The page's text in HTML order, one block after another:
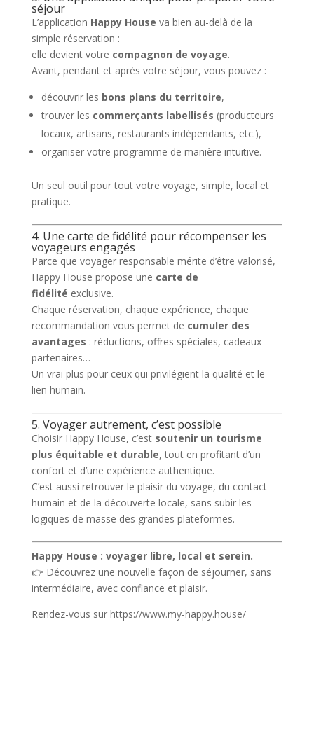
séjour
L’application Happy House va bien au-delà de la
simple réservation :
elle devient votre compagnon de voyage.
Avant, pendant et après votre séjour, vous pouvez :
découvrir les bons plans du territoire,
trouver les commerçants labellisés (producteurs
locaux, artisans, restaurants indépendants, etc.),
organiser votre programme de manière intuitive.
Un seul outil pour tout votre voyage, simple, local et
pratique.
4. Une carte de fidélité pour récompenser les
voyageurs engagés
Parce que voyager responsable mérite d’être valorisé,
Happy House propose une carte de
fidélité exclusive.
Chaque réservation, chaque expérience, chaque
recommandation vous permet de cumuler des
avantages : réductions, offres spéciales, cadeaux
partenaires…
Un vrai plus pour ceux qui privilégient la qualité et le
lien humain.
5. Voyager autrement, c’est possible
Choisir Happy House, c’est soutenir un tourisme
plus équitable et durable, tout en profitant d’un
confort et d’une expérience authentique.
C’est aussi retrouver le plaisir du voyage, du contact
humain et de la découverte locale, sans subir les
logiques de masse des grandes plateformes.
Happy House : voyager libre, local et serein.
👉 Découvrez une nouvelle façon de séjourner, sans
intermédiaire, avec confiance et plaisir.
Rendez-vous sur https://www.my-happy.house/